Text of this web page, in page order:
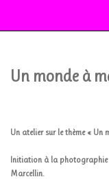
Un monde à
Un atelier sur le thème « Un
nitiation à la photographie
Marcellin.